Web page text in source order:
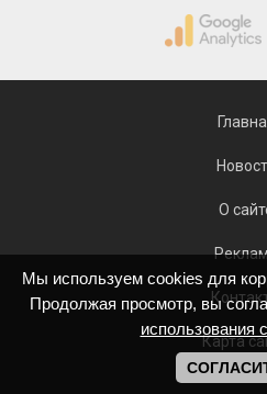
О
Карта
Мы используем cookies для
Продолжая просмотр, вы
использования